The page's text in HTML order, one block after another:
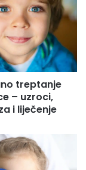
treptanje
– uzroci,
i liječenje